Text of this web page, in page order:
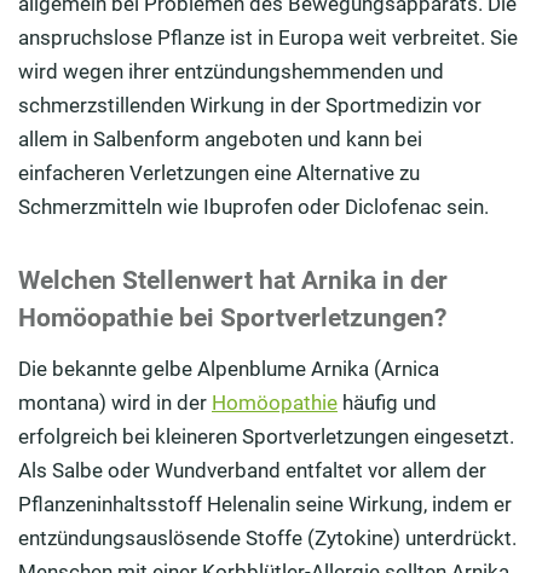
anspruchslose Pflanze ist in Europa weit verbreitet. Sie
wird wegen ihrer entzündungshemmenden und
schmerzstillenden Wirkung in der Sportmedizin vor
allem in Salbenform angeboten und kann bei
einfacheren Verletzungen eine Alternative zu
Schmerzmitteln wie Ibuprofen oder Diclofenac sein.
Welchen Stellenwert hat Arnika in der
Homöopathie bei Sportverletzungen?
Die bekannte gelbe Alpenblume Arnika (Arnica
montana) wird in der Homöopathie häufig und
erfolgreich bei kleineren Sportverletzungen eingesetzt.
Als Salbe oder Wundverband entfaltet vor allem der
Pflanzeninhaltsstoff Helenalin seine Wirkung, indem er
entzündungsauslösende Stoffe (Zytokine) unterdrückt.